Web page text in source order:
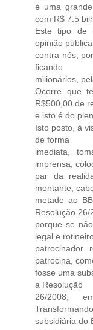
é uma
com R$ 7.5
Este tipo de
opinião pública
contra nós,
ficando
milionários,
Ocorre que
R$500,00 de
e isto é do
Isto posto, à
de forma
imediata,
imprensa,
par da
montante,
metade ao
Resolução 26/
porque se
legal e
patrocinador
patrocina,
fosse uma
a Resolução
26/2008,
subsidiária do